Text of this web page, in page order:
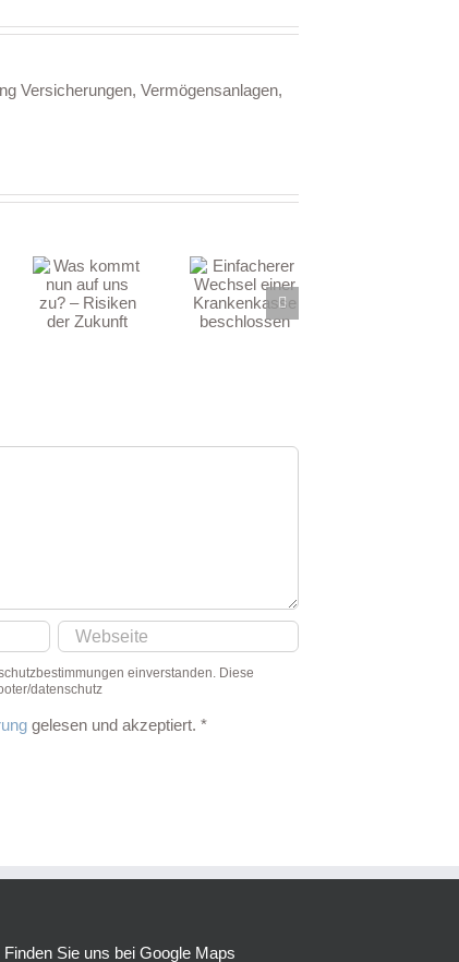
Versicherungen, Vermögensanlagen,
Einfacherer
Wechsel
einverstanden. Diese
datenschutz
gelesen und akzeptiert. *
Finden Sie uns bei Google Maps